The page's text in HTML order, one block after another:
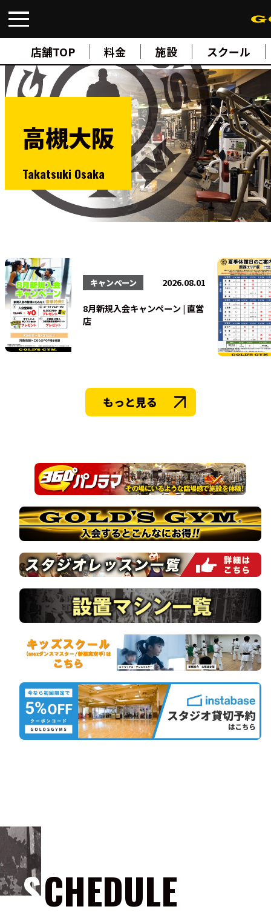
店舗TOP 料金 施設 スクール
FIND A GYM 店舗検索
ABOUT ゴールドジムについて
SUPPORTトレーニングサポート
SCHOOL スクール
STUDIO スタジオ
JOIN ご入会について
NEWSニュース
オンラインストア
法人会員
高槻大阪
Takatsuki Osaka
キャンペーン 2026.08.01
8月新規入会キャンペーン | 直営
店
もっと見る
SCHEDULE